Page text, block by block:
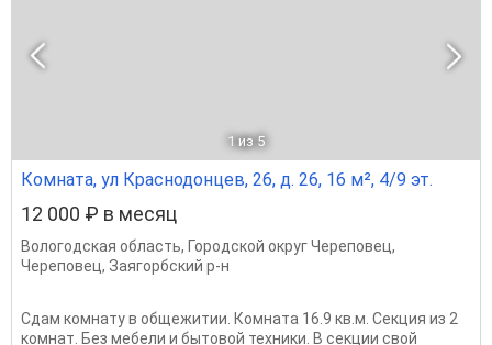
1 из 5
Комната, ул Краснодонцев, 26, д. 26, 16 м², 4/9 эт.
12 000 ₽ в месяц
Вологодская область, Городской округ Череповец,
Череповец, Заягорбский р-н
Сдам комнату в общежитии. Комната 16.9 кв.м. Секция из 2
комнат. Без мебели и бытовой техники. В секции свой